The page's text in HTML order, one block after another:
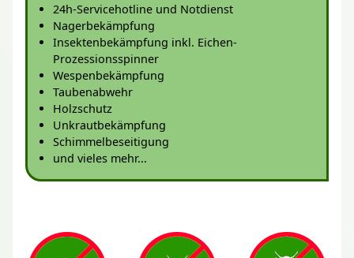
24h-Servicehotline und Notdienst
Nagerbekämpfung
Insektenbekämpfung inkl. Eichen-
Prozessionsspinner
Wespenbekämpfung
Taubenabwehr
Holzschutz
Unkrautbekämpfung
Schimmelbeseitigung
und vieles mehr...